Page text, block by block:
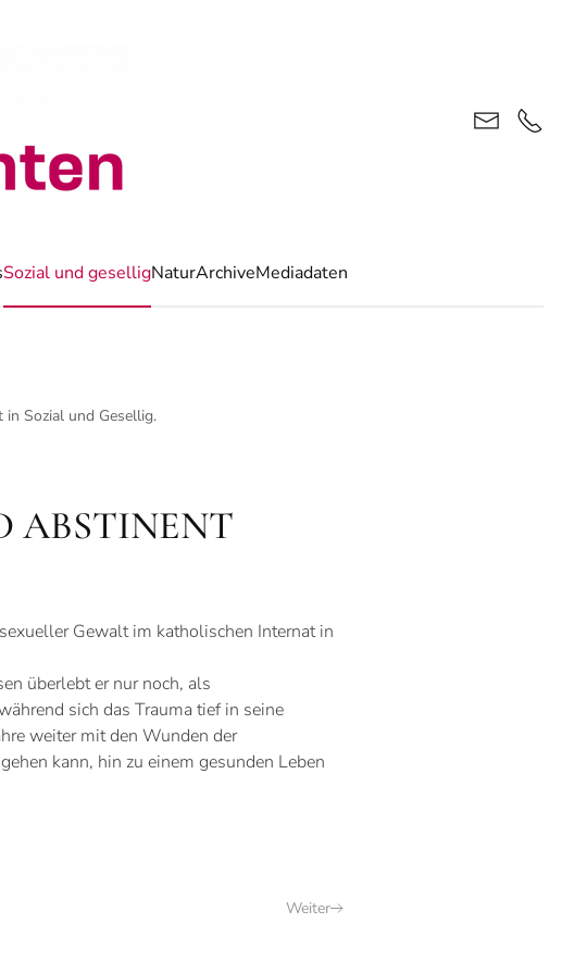
Sozial und geselligNaturArchiveMediadaten
in Sozial und Gesellig.
ABSTINENT
Gewalt im katholischen Internat in
überlebt er nur noch, als
sich das Trauma tief in seine
weiter mit den Wunden der
kann, hin zu einem gesunden Leben
Weiter